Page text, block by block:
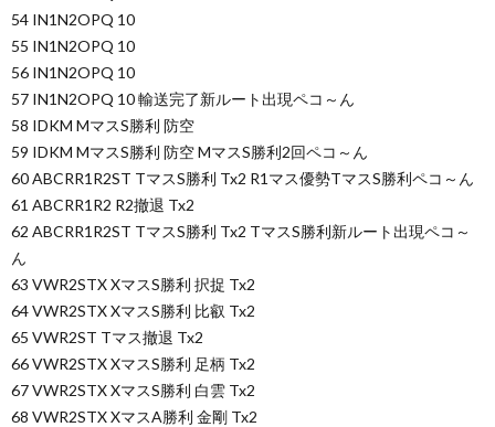
54 IN1N2OPQ 10
55 IN1N2OPQ 10
56 IN1N2OPQ 10
57 IN1N2OPQ 10 輸送完了新ルート出現ペコ～ん
58 IDKM MマスS勝利 防空
59 IDKM MマスS勝利 防空 MマスS勝利2回ペコ～ん
60 ABCRR1R2ST TマスS勝利 Tx2 R1マス優勢TマスS勝利ペコ～ん
61 ABCRR1R2 R2撤退 Tx2
62 ABCRR1R2ST TマスS勝利 Tx2 TマスS勝利新ルート出現ペコ～
ん
63 VWR2STX XマスS勝利 択捉 Tx2
64 VWR2STX XマスS勝利 比叡 Tx2
65 VWR2ST Tマス撤退 Tx2
66 VWR2STX XマスS勝利 足柄 Tx2
67 VWR2STX XマスS勝利 白雲 Tx2
68 VWR2STX XマスA勝利 金剛 Tx2